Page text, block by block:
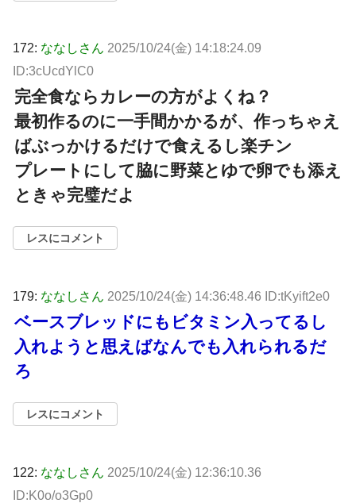
172: ななしさん 2025/10/24(金) 14:18:24.09
ID:3cUcdYlC0
完全食ならカレーの方がよくね？
最初作るのに一手間かかるが、作っちゃえ
ばぶっかけるだけで食えるし楽チン
プレートにして脇に野菜とゆで卵でも添え
ときゃ完璧だよ
レスにコメント
179: ななしさん 2025/10/24(金) 14:36:48.46 ID:tKyift2e0
ベースブレッドにもビタミン入ってるし
入れようと思えばなんでも入れられるだ
ろ
レスにコメント
122: ななしさん 2025/10/24(金) 12:36:10.36
ID:K0o/o3Gp0